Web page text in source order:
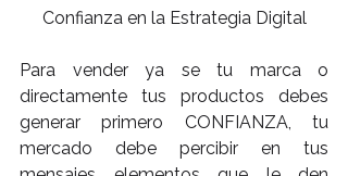
Confianza en la Estrategia Digital
Para vender ya se tu marca o
directamente tus productos debes
generar primero CONFIANZA, tu
mercado debe percibir en tus